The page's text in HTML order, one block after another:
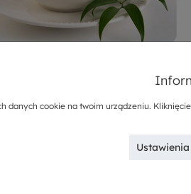
5.0
danych cookie na twoim urządzeniu.
Ustawienia